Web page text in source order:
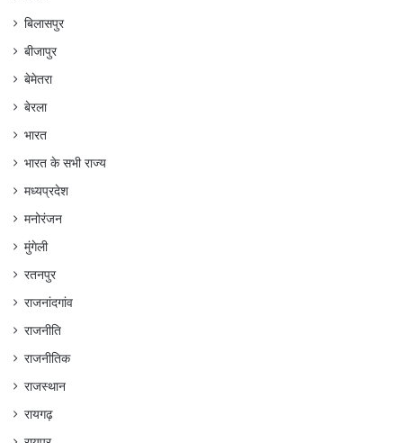
बिलासपुर
बीजापुर
बेमेतरा
बेरला
भारत
भारत के सभी राज्य
मध्यप्रदेश
मनोरंजन
मुंगेली
रतनपुर
राजनांदगांव
राजनीति
राजनीतिक
राजस्थान
रायगढ़